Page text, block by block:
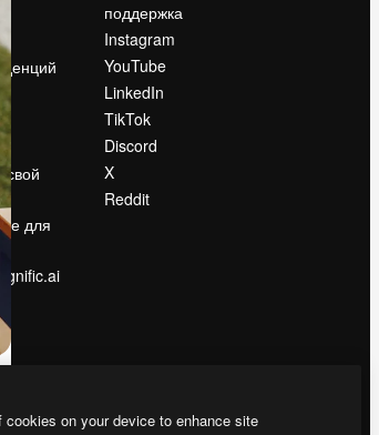
свой
для
поддержка
Instagram
YouTube
LinkedIn
TikTok
Discord
X
Reddit
on your device to enhance site